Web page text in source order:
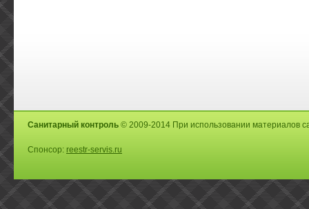
Санитарный контроль © 2009-2014 При использовании материалов
Спонсор: reestr-servis.ru